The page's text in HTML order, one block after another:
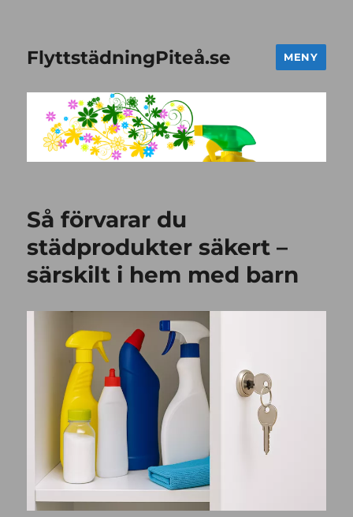
FlyttstädningPiteå.se MENY
Så förvarar du
städprodukter säkert –
särskilt i hem med barn